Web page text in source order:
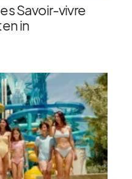
Savoir-vivre
in